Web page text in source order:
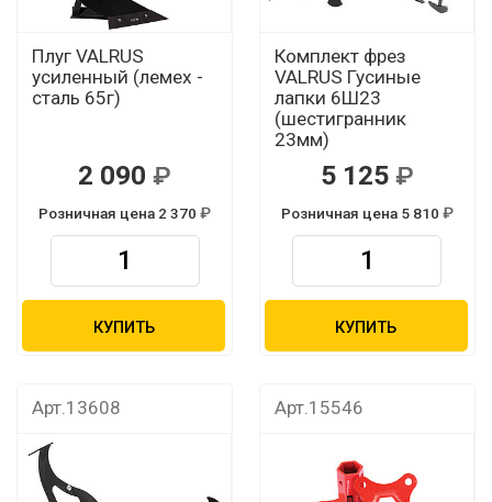
Плуг VALRUS
усиленный (лемех -
сталь 65г)
2 090
Розничная цена 2 370
КУПИТЬ
Комплект фрез
VALRUS Гусиные
лапки 6Ш23
(шестигранник
23мм)
5 125
Розничная цена 5 810
КУПИТЬ
Арт.13608 Арт.15546